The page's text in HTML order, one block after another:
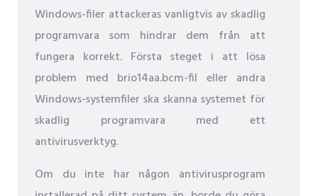
Windows-filer attackeras vanligtvis av skadlig
programvara som hindrar dem från att
fungera korrekt. Första steget i att lösa
problem med brio14aa.bcm-fil eller andra
Windows-systemfiler ska skanna systemet för
skadlig programvara med ett
antivirusverktyg.
Om du inte har någon antivirusprogram